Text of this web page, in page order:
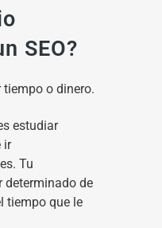
SEO?
tiempo o dinero.
estudiar
ir
Tu
determinado de
tiempo que le